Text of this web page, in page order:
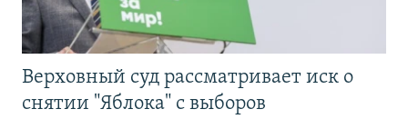
Верховный суд рассматривает иск о
снятии "Яблока" с выборов